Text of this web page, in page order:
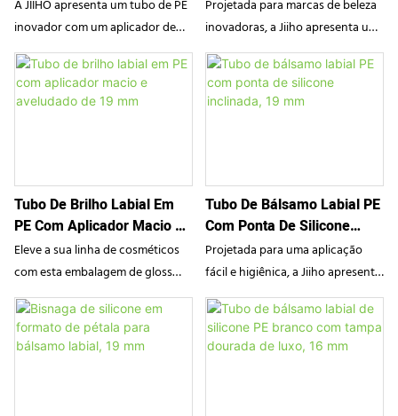
Dopamina.
A JIIHO apresenta um tubo de PE
inovador com um aplicador de
silicone exclusivo em formato de
rosca com ponta plana. Projetado
para uma experiência sensorial
glosses e bálsamos. Disponível em
cores vibrantes que estimulam a
produção de dopamina, é a fusão
perfeita entre moda e
funcionalidade para marcas de
beleza modernas.
Projetada para marcas de beleza
inovadoras, a Jiiho apresenta um
tubo de bálsamo labial de alta
qualidade em PE com um
exclusivo sistema de trava
dosagem higiênica e controlada,
evitando vazamentos e
proporcionando uma experiência
luxuosa de cuidados com a pele
para tratamentos labiais
premium.
Tubo De Brilho Labial Em
PE Com Aplicador Macio E
Aveludado De 19 Mm
Eleve a sua linha de cosméticos
com esta embalagem de gloss
labial de alta qualidade em PE da
Jiiho. Com um aplicador de
precisão com superfície
Tubo De Bálsamo Labial PE
Com Ponta De Silicone
Inclinada, 19 Mm
Projetada para uma aplicação
fácil e higiênica, a Jiiho apresenta
um tubo de bálsamo labial
premium em PE com uma ponta
de silicone macia e inclinada. Ideal